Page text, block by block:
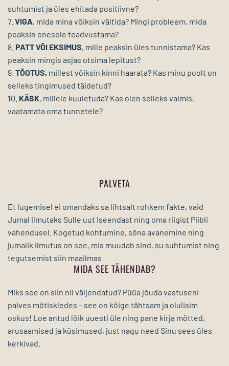
suhtumist ja üles ehitada positiivne?
7. VIGA, mida mina võiksin vältida? Mingi probleem, mida
peaksin enesele teadvustama?
8. PATT VÕI EKSIMUS, mille peaksin üles tunnistama? Kas
peaksin mingis asjas otsima lepitust?
9. TÕOTUS, millest võiksin kinni haarata? Kas minu poolt on
selleks tingimused täidetud?
10. KÄSK, millele kuuletuda? Kas olen selleks valmis,
vaatamata oma tunnetele?
PALVETA
Et lugemisel ei omandaks sa lihtsalt rohkem fakte, vaid
Jumal ilmutaks Sulle uut Iseendast ning oma riigist Piibli
vahendusel. Kogetud kohtumine, sõna avanemine ning
jumalik ilmutus on see, mis muudab sind, su suhtumist ning
tegutsemist siin maailmas
MIDA SEE TÄHENDAB?
Miks see on siin nii väljendatud? Püüa jõuda vastuseni
palves mõtiskledes – see on kõige tähtsam ja olulisim
oskus! Loe antud lõik uuesti üle ning pane kirja mõtted,
arusaamised ja küsimused, just nagu need Sinu sees üles
kerkivad.